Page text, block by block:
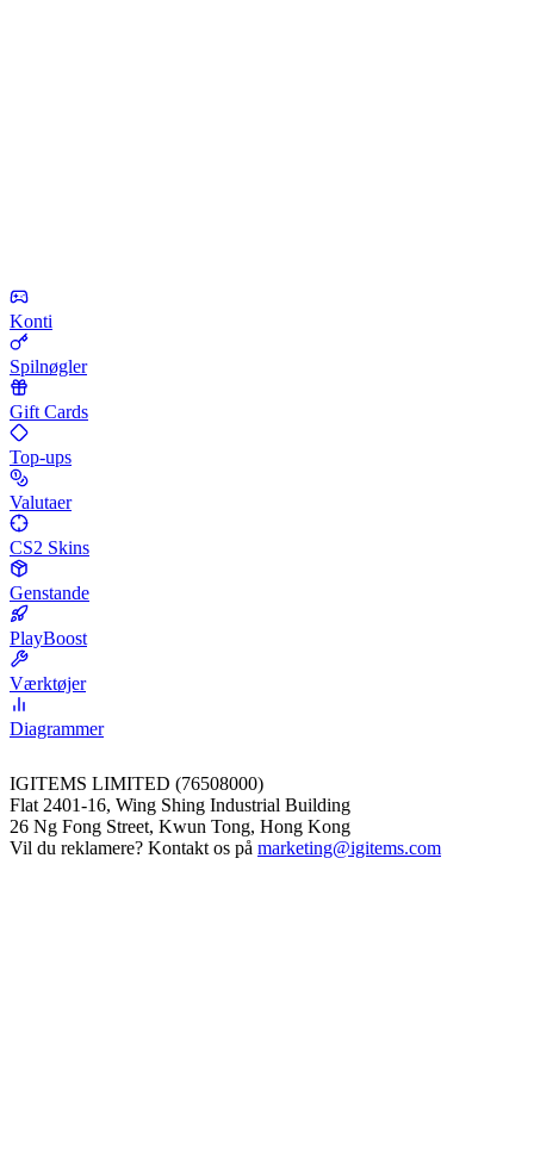
Konti
Spilnøgler
Gift Cards
Top-ups
Valutaer
CS2 Skins
Genstande
PlayBoost
Værktøjer
Diagrammer
IGITEMS LIMITED (76508000)
Flat 2401-16, Wing Shing Industrial Building
26 Ng Fong Street, Kwun Tong, Hong Kong
Vil du reklamere? Kontakt os på marketing@igitems.com